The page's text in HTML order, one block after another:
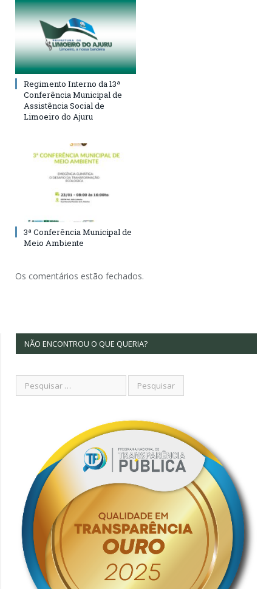
Regimento Interno da 13ª
Conferência Municipal de
Assistência Social de
Limoeiro do Ajuru
3ª Conferência Municipal de
Meio Ambiente
Os comentários estão fechados.
NÃO ENCONTROU O QUE QUERIA?